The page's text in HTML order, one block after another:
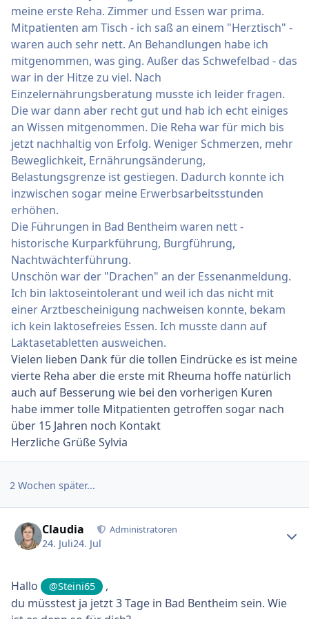
meine erste Reha. Zimmer und Essen war prima.
Mitpatienten am Tisch - ich saß an einem "Herztisch" -
waren auch sehr nett. An Behandlungen habe ich
mitgenommen, was ging. Außer das Schwefelbad - das
war in der Hitze zu viel. Nach
Einzelernährungsberatung musste ich leider fragen.
Die war dann aber recht gut und hab ich echt einiges
an Wissen mitgenommen. Die Reha war für mich bis
jetzt nachhaltig von Erfolg. Weniger Schmerzen, mehr
Beweglichkeit, Ernährungsänderung,
Belastungsgrenze ist gestiegen. Dadurch konnte ich
inzwischen sogar meine Erwerbsarbeitsstunden
erhöhen.
Die Führungen in Bad Bentheim waren nett -
historische Kurparkführung, Burgführung,
Nachtwächterführung.
Unschön war der "Drachen" an der Essenanmeldung.
Ich bin laktoseintolerant und weil ich das nicht mit
einer Arztbescheinigung nachweisen konnte, bekam
ich kein laktosefreies Essen. Ich musste dann auf
Laktasetabletten ausweichen.
Vielen lieben Dank für die tollen Eindrücke es ist meine
vierte Reha aber die erste mit Rheuma hoffe natürlich
auch auf Besserung wie bei den vorherigen Kuren
habe immer tolle Mitpatienten getroffen sogar nach
über 15 Jahren noch Kontakt
Herzliche Grüße Sylvia
2 Wochen später...
Claudia Administratoren
24. Juli24. Jul
Hallo @Steini65
,
du müsstest ja jetzt 3 Tage in Bad Bentheim sein. Wie